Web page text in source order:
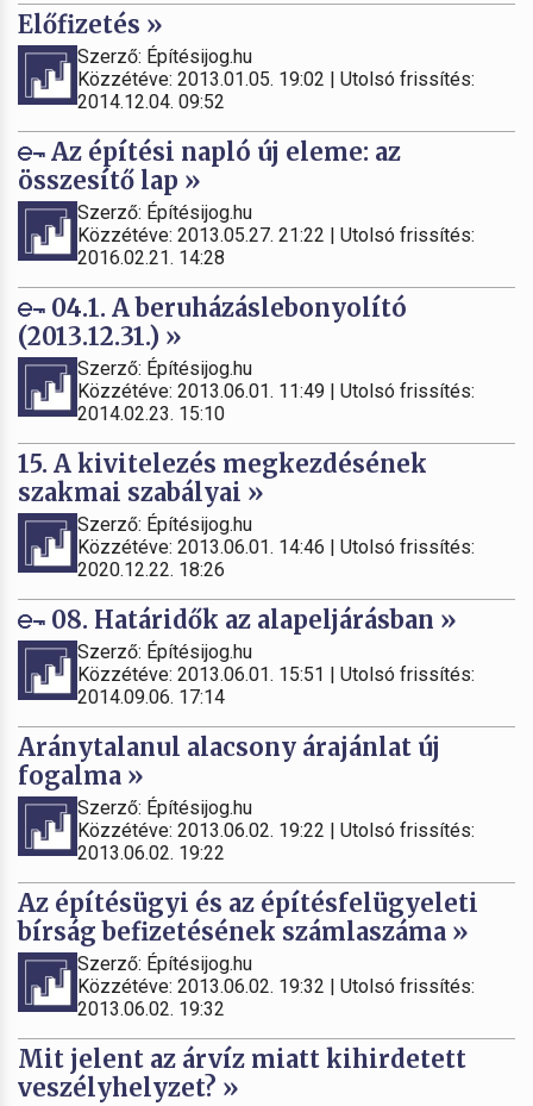
Előfizetés »
Szerző: Építésijog.hu
Közzétéve: 2013.01.05. 19:02 | Utolsó frissítés:
2014.12.04. 09:52
Az építési napló új eleme: az
összesítő lap »
Szerző: Építésijog.hu
Közzétéve: 2013.05.27. 21:22 | Utolsó frissítés:
2016.02.21. 14:28
04.1. A beruházáslebonyolító
(2013.12.31.) »
Szerző: Építésijog.hu
Közzétéve: 2013.06.01. 11:49 | Utolsó frissítés:
2014.02.23. 15:10
15. A kivitelezés megkezdésének
szakmai szabályai »
Szerző: Építésijog.hu
Közzétéve: 2013.06.01. 14:46 | Utolsó frissítés:
2020.12.22. 18:26
08. Határidők az alapeljárásban »
Szerző: Építésijog.hu
Közzétéve: 2013.06.01. 15:51 | Utolsó frissítés:
2014.09.06. 17:14
Aránytalanul alacsony árajánlat új
fogalma »
Szerző: Építésijog.hu
Közzétéve: 2013.06.02. 19:22 | Utolsó frissítés:
2013.06.02. 19:22
Az építésügyi és az építésfelügyeleti
bírság befizetésének számlaszáma »
Szerző: Építésijog.hu
Közzétéve: 2013.06.02. 19:32 | Utolsó frissítés:
2013.06.02. 19:32
Mit jelent az árvíz miatt kihirdetett
veszélyhelyzet? »